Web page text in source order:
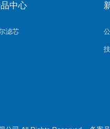
中心
滤芯